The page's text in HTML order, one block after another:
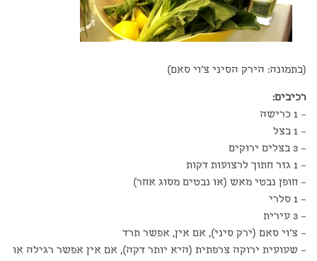
(בתמונה: הירק הסיני צ'וי סאם)
רכיבים:
– 1 כרישה
– 1 בצל
– 3 בצלים ירוקים
– 1 גזר חתוך לרצועות דקות
– חופן נבטי מאש (או נבטים מסוג אחר)
– 1 סלרי
– 3 עירית
– צ'וי סאם (ירק סיני), אם אין, אפשר תרד
– שעועית ירוקה צרפתית (היא יותר דקה), אם אין אפשר רגילה או